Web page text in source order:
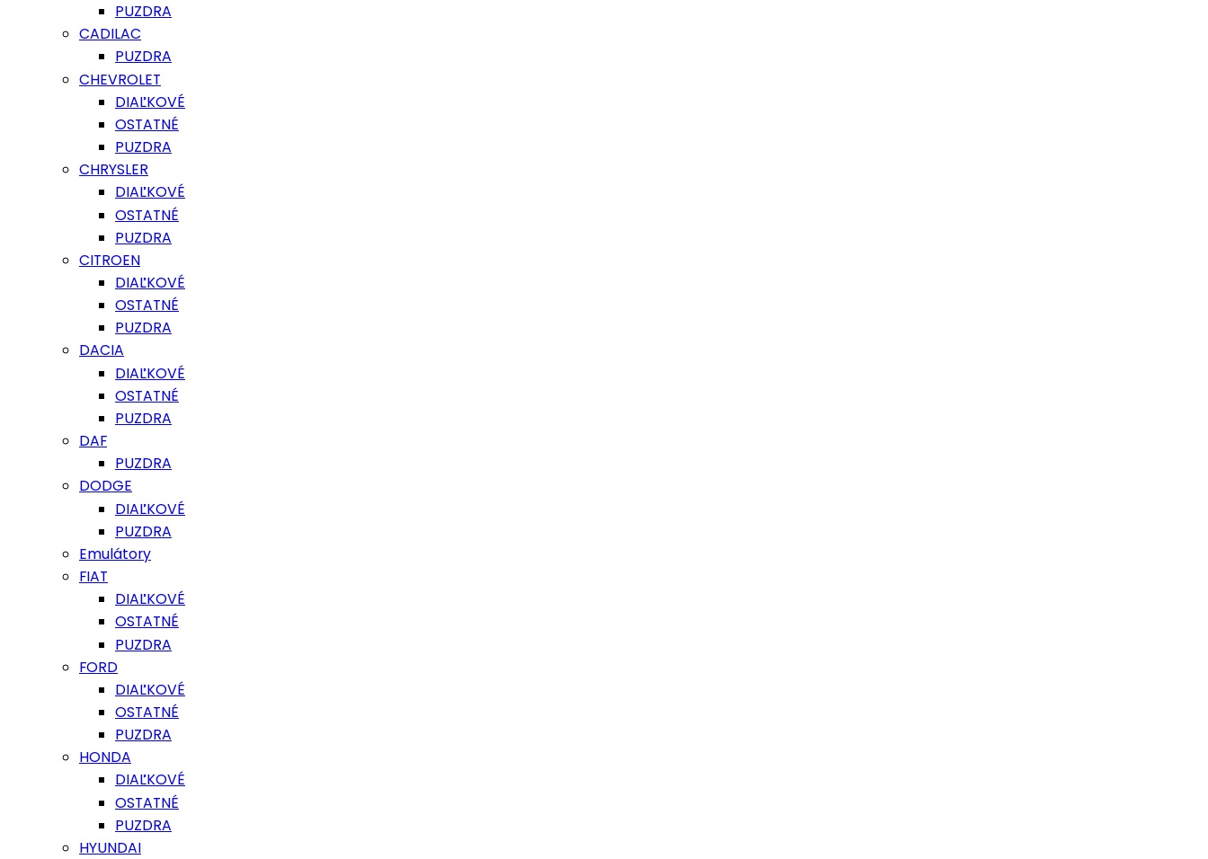
PUZDRA
CADILAC
PUZDRA
CHEVROLET
DIAĽKOVÉ
OSTATNÉ
PUZDRA
CHRYSLER
DIAĽKOVÉ
OSTATNÉ
PUZDRA
CITROEN
DIAĽKOVÉ
OSTATNÉ
PUZDRA
DACIA
DIAĽKOVÉ
OSTATNÉ
PUZDRA
DAF
PUZDRA
DODGE
DIAĽKOVÉ
PUZDRA
Emulátory
FIAT
DIAĽKOVÉ
OSTATNÉ
PUZDRA
FORD
DIAĽKOVÉ
OSTATNÉ
PUZDRA
HONDA
DIAĽKOVÉ
OSTATNÉ
PUZDRA
HYUNDAI